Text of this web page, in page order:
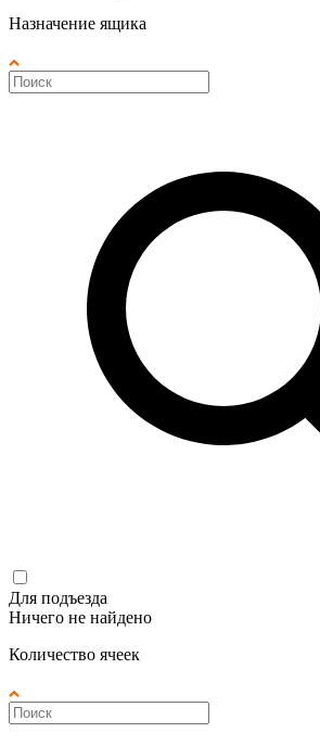
Назначение ящика
Для подъезда
Ничего не найдено
Количество ячеек